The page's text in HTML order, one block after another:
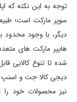
توجه به این نکته که
سوپر مارکت است؛
دیگر، با وجود محدود
هایپر مارکت های
شده تا تنوع کالایی
دیجی کالا جت و اسنپ
نیز محصولات خود